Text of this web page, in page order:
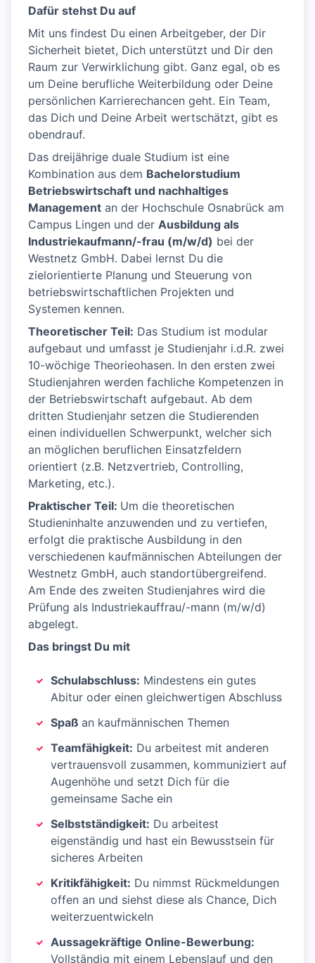
Dafür stehst Du auf
Mit uns findest Du einen Arbeitgeber, der Dir
Sicherheit bietet, Dich unterstützt und Dir den
Raum zur Verwirklichung gibt. Ganz egal, ob es
um Deine berufliche Weiterbildung oder Deine
persönlichen Karrierechancen geht. Ein Team,
das Dich und Deine Arbeit wertschätzt, gibt es
obendrauf.
Das dreijährige duale Studium ist eine
Kombination aus dem Bachelorstudium
Betriebswirtschaft und nachhaltiges
Management an der Hochschule Osnabrück am
Campus Lingen und der Ausbildung als
Industriekaufmann/-frau (m/w/d) bei der
Westnetz GmbH. Dabei lernst Du die
zielorientierte Planung und Steuerung von
betriebswirtschaftlichen Projekten und
Systemen kennen.
Theoretischer Teil: Das Studium ist modular
aufgebaut und umfasst je Studienjahr i.d.R. zwei
10-wöchige Theorieohasen. In den ersten zwei
Studienjahren werden fachliche Kompetenzen in
der Betriebswirtschaft aufgebaut. Ab dem
dritten Studienjahr setzen die Studierenden
einen individuellen Schwerpunkt, welcher sich
an möglichen beruflichen Einsatzfeldern
orientiert (z.B. Netzvertrieb, Controlling,
Marketing, etc.).
Praktischer Teil: Um die theoretischen
Studieninhalte anzuwenden und zu vertiefen,
erfolgt die praktische Ausbildung in den
verschiedenen kaufmännischen Abteilungen der
Westnetz GmbH, auch standortübergreifend.
Am Ende des zweiten Studienjahres wird die
Prüfung als Industriekauffrau/-mann (m/w/d)
abgelegt.
Das bringst Du mit
Schulabschluss: Mindestens ein gutes
Abitur oder einen gleichwertigen Abschluss
Spaß an kaufmännischen Themen
Teamfähigkeit: Du arbeitest mit anderen
vertrauensvoll zusammen, kommuniziert auf
Augenhöhe und setzt Dich für die
gemeinsame Sache ein
Selbstständigkeit: Du arbeitest
eigenständig und hast ein Bewusstsein für
sicheres Arbeiten
Kritikfähigkeit: Du nimmst Rückmeldungen
offen an und siehst diese als Chance, Dich
weiterzuentwickeln
Aussagekräftige Online-Bewerbung:
Vollständig mit einem Lebenslauf und den